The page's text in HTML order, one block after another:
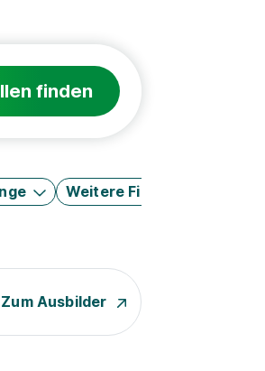
finden
Weitere Filter
Zum Ausbilder